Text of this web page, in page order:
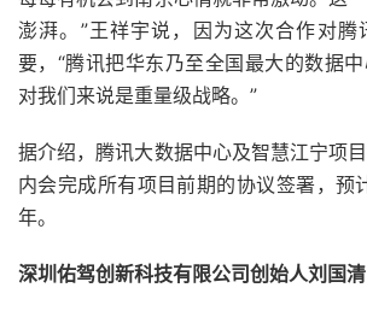
澎湃。”王祥宇说，因为这次合作对腾
要，“腾讯把华东乃至全国最大的数据
对我们来说是重量级战略。”
据介绍，腾讯大数据中心及智慧江宁项
内会完成所有项目前期的协议签署，预
年。
深圳佑驾创新科技有限公司创始人刘国清